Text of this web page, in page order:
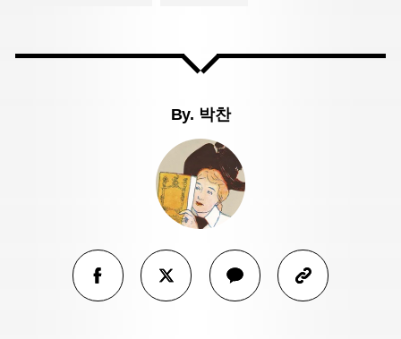
By. 박찬